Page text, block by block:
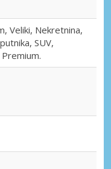
Veliki, Nekretnina,
SUV,